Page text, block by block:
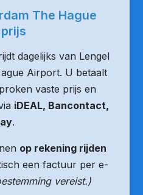
The Hague
dagelijks van Lengel
Airport. U betaalt
vaste prijs en
iDEAL, Bancontact,
.
op rekening rijden
een factuur per e-
vereist.)